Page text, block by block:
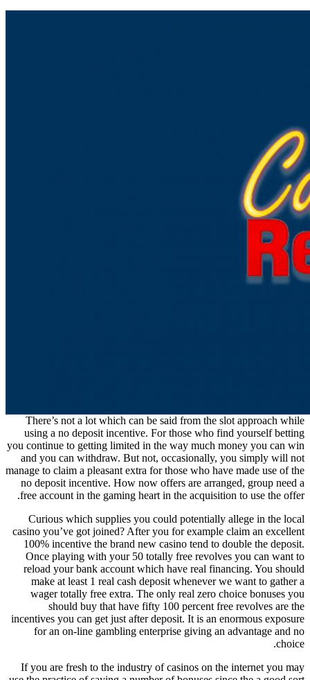
There’s not a lot which can be said from the slot approach while
using a no deposit incentive. For those who find yourself betting
you continue to getting limited in the way much money you can win
and you can withdraw. But not, occasionally, you simply will not
manage to claim a pleasant extra for those who have made use of the
no deposit incentive. How now offers are arranged, group need a
free account in the gaming heart in the acquisition to use the offer.
Curious which supplies you could potentially allege in the local
casino you’ve got joined? After you for example claim an excellent
100% incentive the brand new casino tend to double the deposit.
Once playing with your 50 totally free revolves you can want to
reload your bank account which have real financing. You should
make at least 1 real cash deposit whenever we want to gather a
wager totally free extra. The only real zero choice bonuses you
should buy that have fifty 100 percent free revolves are the
incentives you can get just after deposit. It is an enormous exposure
for an on-line gambling enterprise giving an advantage and no
choice.
If you are fresh to the industry of casinos on the internet you may